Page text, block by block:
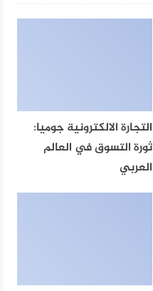
التجارة الالكترونية جوميا:
ثورة التسوق في العالم
العربي